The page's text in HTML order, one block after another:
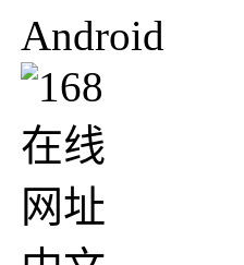
Android